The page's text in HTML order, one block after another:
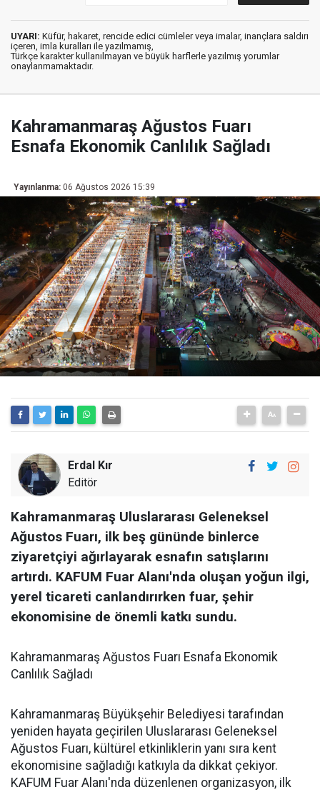
UYARI: Küfür, hakaret, rencide edici cümleler veya imalar, inançlara saldırı
içeren, imla kuralları ile yazılmamış,
Türkçe karakter kullanılmayan ve büyük harflerle yazılmış yorumlar
onaylanmamaktadır.
Kahramanmaraş Ağustos Fuarı
Esnafa Ekonomik Canlılık Sağladı
Yayınlanma: 06 Ağustos 2026 15:39
Erdal Kır
Editör
Kahramanmaraş Uluslararası Geleneksel
Ağustos Fuarı, ilk beş gününde binlerce
ziyaretçiyi ağırlayarak esnafın satışlarını
artırdı. KAFUM Fuar Alanı'nda oluşan yoğun ilgi,
yerel ticareti canlandırırken fuar, şehir
ekonomisine de önemli katkı sundu.
Kahramanmaraş Ağustos Fuarı Esnafa Ekonomik
Canlılık Sağladı
Kahramanmaraş Büyükşehir Belediyesi tarafından
yeniden hayata geçirilen Uluslararası Geleneksel
Ağustos Fuarı, kültürel etkinliklerin yanı sıra kent
ekonomisine sağladığı katkıyla da dikkat çekiyor.
KAFUM Fuar Alanı'nda düzenlenen organizasyon, ilk